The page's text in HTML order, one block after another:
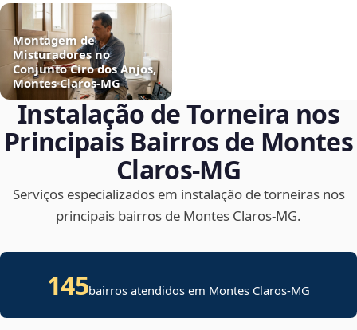
Montagem de
Misturadores no
Conjunto Ciro dos Anjos,
Montes Claros‑MG
Instalação de Torneira nos
Principais Bairros de Montes
Claros‑MG
Serviços especializados em instalação de torneiras nos
principais bairros de Montes Claros‑MG.
145bairros atendidos em Montes Claros-MG